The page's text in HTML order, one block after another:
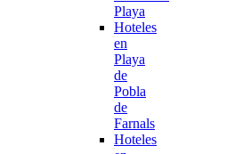
Playa
Hoteles
en
Playa
de
Pobla
de
Farnals
Hoteles